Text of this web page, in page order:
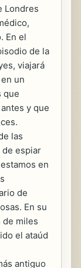
Londres
En el
de la
viajará
un
que
y que
las
de espiar
en
de
En su
de miles
el ataúd
antiguo